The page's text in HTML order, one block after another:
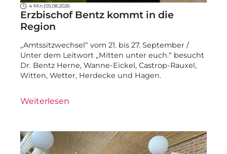
4 Min. |05.08.2026
Erzbischof Bentz kommt in die
Region
„Amtssitzwechsel“ vom 21. bis 27. September /
Unter dem Leitwort „Mitten unter euch.“ besucht
Dr. Bentz Herne, Wanne-Eickel, Castrop-Rauxel,
Witten, Wetter, Herdecke und Hagen.
Weiterlesen